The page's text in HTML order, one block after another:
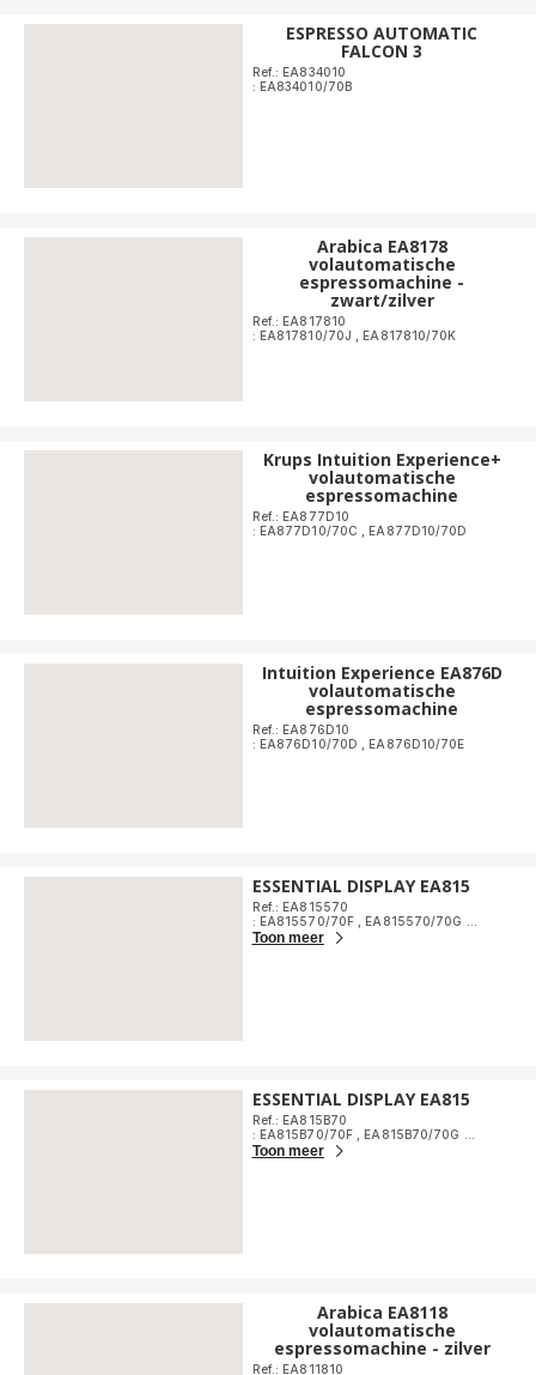
ESPRESSO AUTOMATIC
FALCON 3
Ref.: EA834010
: EA834010/70B
Arabica EA8178
volautomatische
espressomachine -
zwart/zilver
Ref.: EA817810
: EA817810/70J
,EA817810/70K
Krups Intuition Experience+
volautomatische
espressomachine
Ref.: EA877D10
: EA877D10/70C
,EA877D10/70D
Intuition Experience EA876D
volautomatische
espressomachine
Ref.: EA876D10
: EA876D10/70D
,EA876D10/70E
ESSENTIAL DISPLAY EA815
Ref.: EA815570
: EA815570/70F
EA815570/70G
Toon meer
ESSENTIAL DISPLAY EA815
Ref.: EA815B70
: EA815B70/70F
EA815B70/70G
Toon meer
Arabica EA8118
volautomatische
espressomachine - zilver
Ref.: EA811810